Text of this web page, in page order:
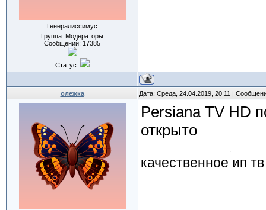
Генералиссимус
Группа: Модераторы
Сообщений: 17385
Статус:
олежка Дата: Среда, 24.04.2019, 20:11 |
Persiana TV HD
открыто
качественное ип